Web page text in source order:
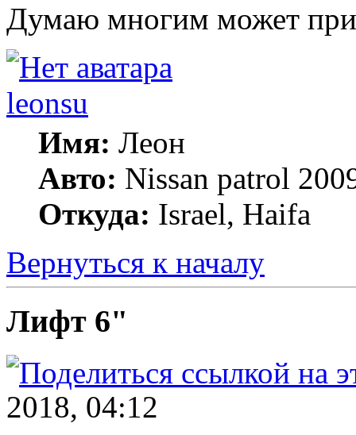
Думаю многим может
leonsu
Имя: Леон
Авто: Nissan patrol
Откуда: Israel, Haifa
Вернуться к началу
Лифт 6"
2018, 04:12